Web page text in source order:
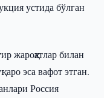
устида бўлган
жароҳатлар билан
эса вафот этган.
Россия